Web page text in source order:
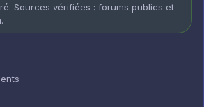
Sources vérifiées : forums publics et